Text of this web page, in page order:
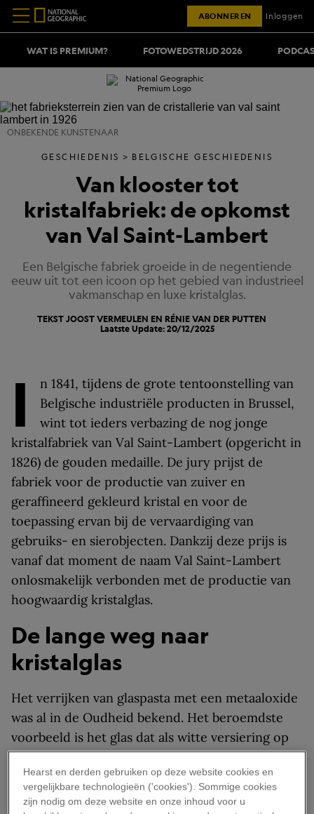
WAT IS PREMIUM? FOTOWEDSTRIJD 2026
ABONNEREN Inloggen
ONBEKENDE KUNSTENAAR
GESCHIEDENIS BELGISCHE GESCHIEDENIS
Van klooster tot
kristalfabriek: de opkomst
van Val Saint-Lambert
Een Belgische fabriek groeide in de negentiende
eeuw uit tot een icoon op het gebied van industrieel
vakmanschap en luxe kristalglas.
TEKST JOOST VERMEULEN EN RÉNIE VAN DER PUTTEN
Laatste Update: 20/12/2025
I
n 1841, tijdens de grote tentoonstelling van
Belgische industriële producten in Brussel,
wint tot ieders verbazing de nog jonge
kristalfabriek van Val Saint-Lambert (opgericht in
1826) de gouden medaille. De jury prijst de
fabriek voor de productie van zuiver en
geraffineerd gekleurd kristal en voor de
toepassing ervan bij de vervaardiging van
gebruiks- en sierobjecten. Dankzij deze prijs is
vanaf dat moment de naam Val Saint-Lambert
onlosmakelijk verbonden met de productie van
hoogwaardig kristalglas.
De lange weg naar
kristalglas
Het verrijken van glaspasta met een metaaloxide
was al in de Oudheid bekend. Het beroemdste
voorbeeld is het glas dat als witte versiering op
de Romeinse Portlandvaas is aangebracht, glas
waaraan ruim twaalf procent lood was
toegevoegd.
Hearst en derden gebruiken op deze website cookies en
vergelijkbare technologieën ('cookies'). Sommige cookies
zijn nodig om deze website en onze inhoud voor u